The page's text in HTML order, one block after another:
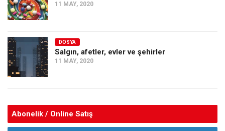
11 MAY, 2020
DOSYA
Salgın, afetler, evler ve şehirler
11 MAY, 2020
Abonelik / Online Satış